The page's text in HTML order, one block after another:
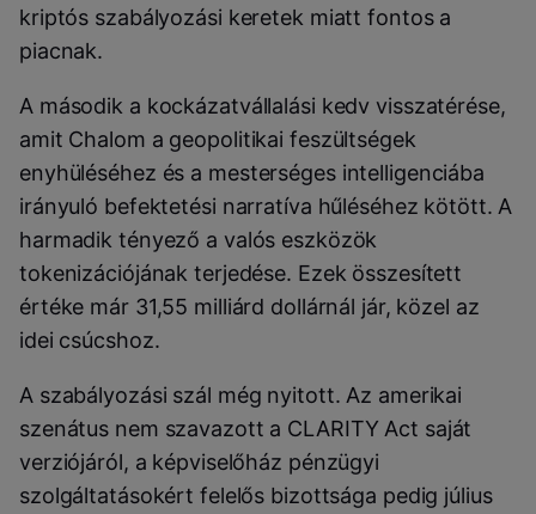
kriptós szabályozási keretek miatt fontos a
piacnak.
A második a kockázatvállalási kedv visszatérése,
amit Chalom a geopolitikai feszültségek
enyhüléséhez és a mesterséges intelligenciába
irányuló befektetési narratíva hűléséhez kötött. A
harmadik tényező a valós eszközök
tokenizációjának terjedése. Ezek összesített
értéke már 31,55 milliárd dollárnál jár, közel az
idei csúcshoz.
A szabályozási szál még nyitott. Az amerikai
szenátus nem szavazott a CLARITY Act saját
verziójáról, a képviselőház pénzügyi
szolgáltatásokért felelős bizottsága pedig július